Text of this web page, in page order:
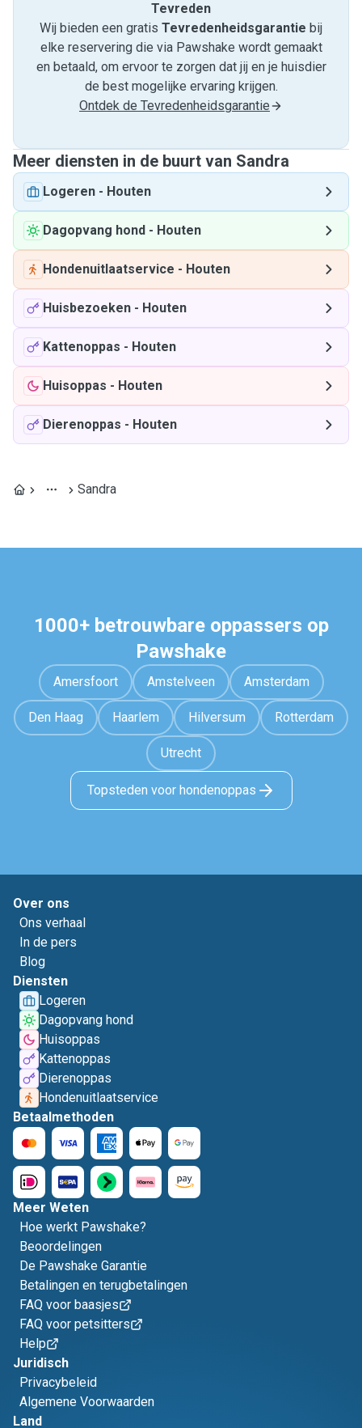
Tevreden
Wij bieden een gratis Tevredenheids­garantie bij
elke reservering die via Pawshake wordt gemaakt
en betaald, om ervoor te zorgen dat jij en je huisdier
de best mogelijke ervaring krijgen.
Ontdek de Tevredenheidsgarantie
Meer diensten in de buurt van Sandra
Logeren - Houten
Dagopvang hond - Houten
Hondenuitlaatservice - Houten
Huisbezoeken - Houten
Kattenoppas - Houten
Huisoppas - Houten
Dierenoppas - Houten
Sandra
1000+ betrouwbare oppassers op
Pawshake
Amersfoort Amstelveen Amsterdam
Den Haag Haarlem Hilversum Rotterdam
Utrecht
Topsteden voor hondenoppas
Over ons
Ons verhaal
In de pers
Blog
Diensten
Logeren
Dagopvang hond
Huisoppas
Kattenoppas
Dierenoppas
Hondenuitlaatservice
Betaalmethoden
Meer Weten
Hoe werkt Pawshake?
Beoordelingen
De Pawshake Garantie
Betalingen en terugbetalingen
FAQ voor baasjes
FAQ voor petsitters
Help
Juridisch
Privacybeleid
Algemene Voorwaarden
Land